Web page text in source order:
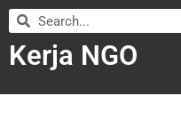
Kerja NGO